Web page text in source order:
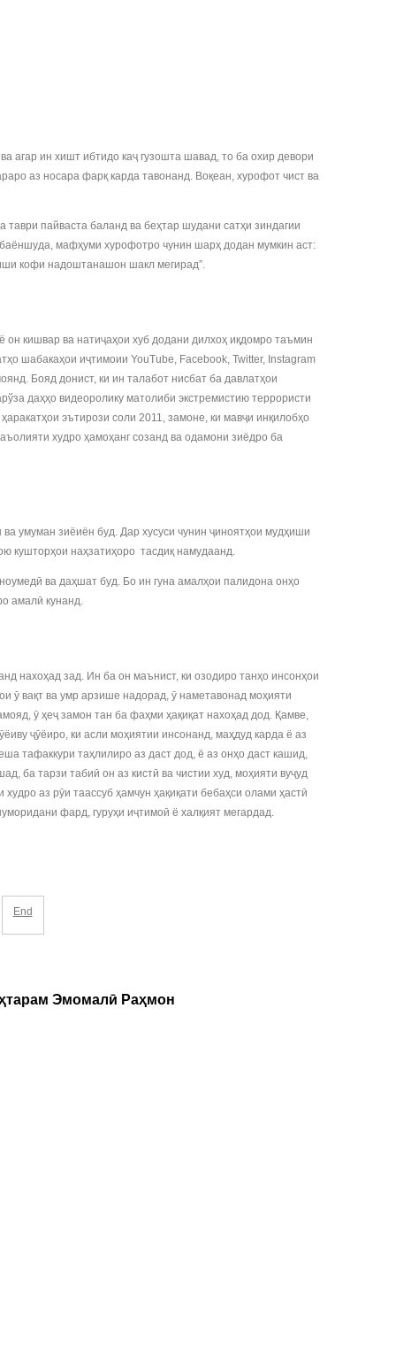
агар ин хишт ибтидо каҷ гузошта шавад, то ба охир девори
аз носара фарқ карда тавонанд. Воқеан, хурофот чист ва
пайваста баланд ва беҳтар шудани сатҳи зиндагии
мафҳуми хурофотро чунин шарҳ додан мумкин аст:
кофи надоштанашон шакл мегирад”.
кишвар ва натиҷаҳои хуб додани дилхоҳ иқдомро таъмин
шабакаҳои иҷтимоии YouTube, Facebook, Twitter, Instagram
Бояд донист, ки ин талабот нисбат ба давлатҳои
даҳҳо видеоролику матолиби экстремистию террористи
эътирози соли 2011, замоне, ки мавҷи инқилобҳо
худро ҳамоҳанг созанд ва одамони зиёдро ба
умуман зиёиён буд. Дар хусуси чунин ҷиноятҳои мудҳиши
кушторҳои наҳзатиҳоро тасдиқ намудаанд.
ва даҳшат буд. Бо ин гуна амалҳои палидона онҳо
амалӣ кунанд.
нахоҳад зад. Ин ба он маънист, ки озодиро танҳо инсонҳои
ӯ вақт ва умр арзише надорад, ӯ наметавонад моҳияти
ӯ ҳеҷ замон тан ба фаҳми ҳақиқат нахоҳад дод. Қамве,
ҷӯёиро, ки асли моҳиятии инсонанд, маҳдуд карда ё аз
тафаккури таҳлилиро аз даст дод, ё аз онҳо даст кашид,
ба тарзи табиӣ он аз кистӣ ва чистии худ, моҳияти вуҷуд
аз рӯи таассуб ҳамчун ҳақиқати бебаҳси олами ҳастӣ
фард, гуруҳи иҷтимоӣ ё халқият мегардад.
End
Эмомалӣ Раҳмон